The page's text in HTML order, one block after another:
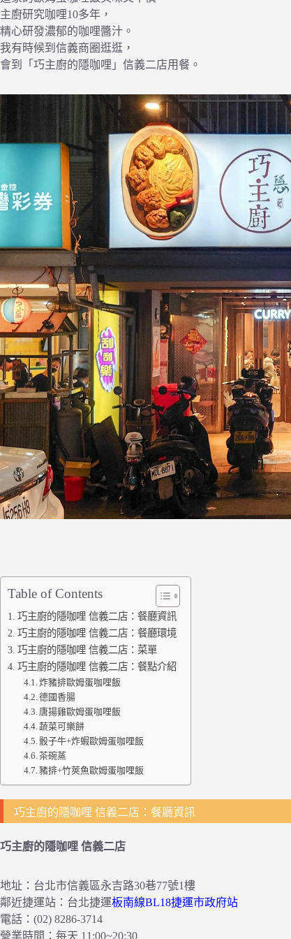
主廚研究咖哩10多年，
精心研發濃郁的咖哩醬汁。
我有時候到信義商圈逛逛，
會到「巧主廚的隱咖哩」信義二店用餐。
Table of Contents
巧主廚的隱咖哩 信義二店：餐廳資訊
巧主廚的隱咖哩 信義二店：餐廳環境
巧主廚的隱咖哩 信義二店：菜單
巧主廚的隱咖哩 信義二店：餐點介紹
炸豬排歐姆蛋咖哩飯
德國香腸
唐揚雞歐姆蛋咖哩飯
蔬菜可樂餅
骰子牛+炸蝦歐姆蛋咖哩飯
茶碗蒸
豬排+竹莢魚歐姆蛋咖哩飯
巧主廚的隱咖哩 信義二店：餐廳資訊
巧主廚的隱咖哩 信義二店
地址：台北市信義區永吉路30巷77號1樓
鄰近捷運站：台北捷運板南線BL18捷運市政府站
電話：(02) 8286-3714
營業時間：每天 11:00~20:30